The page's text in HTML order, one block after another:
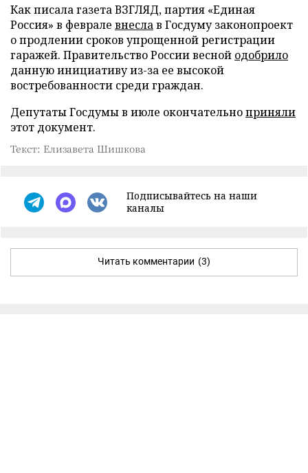
Как писала газета ВЗГЛЯД, партия «Единая
Россия» в феврале внеслав Госдуму законопроект
о продлении сроков упрощенной регистрации
гаражей. Правительство России весной одобрило
данную инициативу из-за ее высокой
востребованности среди граждан.
Депутаты Госдумы в июле окончательноприняли
этот документ.
Текст: Елизавета Шишкова
Подписывайтесь на наши
каналы
Читать комментарии (3)